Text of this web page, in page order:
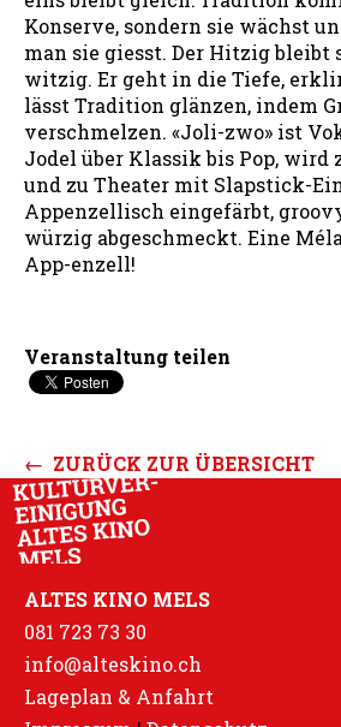
Konserve, sondern sie wächst
man sie giesst. Der Hitzig
witzig. Er geht in die Tiefe,
lässt Tradition glänzen, indem
verschmelzen. «Joli-zwo» ist
Jodel über Klassik bis Pop, wird
und zu Theater mit Slapstick-
Appenzellisch eingefärbt,
würzig abgeschmeckt. Eine
App-enzell!
Veranstaltung teilen
← ZURÜCK ZUR ÜBERSICHT
ALTES KINO MELS
081 723 73 30
info@alteskino.ch
Lageplan & Anfahrt